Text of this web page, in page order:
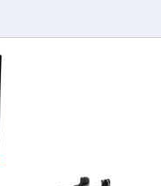
Items